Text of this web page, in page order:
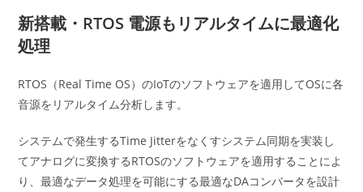
新搭載・RTOS 電源もリアルタイムに最適化
処理
RTOS（Real Time OS）のIoTのソフトウェアを適用してOSに各
音源をリアルタイム分析します。
システムで発生するTime Jitterをなくすシステム同期を実装し
てアナログに変換するRTOSのソフトウェアを適用することによ
り、最適なデータ処理を可能にする最適なDAコンバータを設計